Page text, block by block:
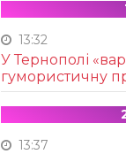
13:32
У Тернополі
гумористичну
13:37